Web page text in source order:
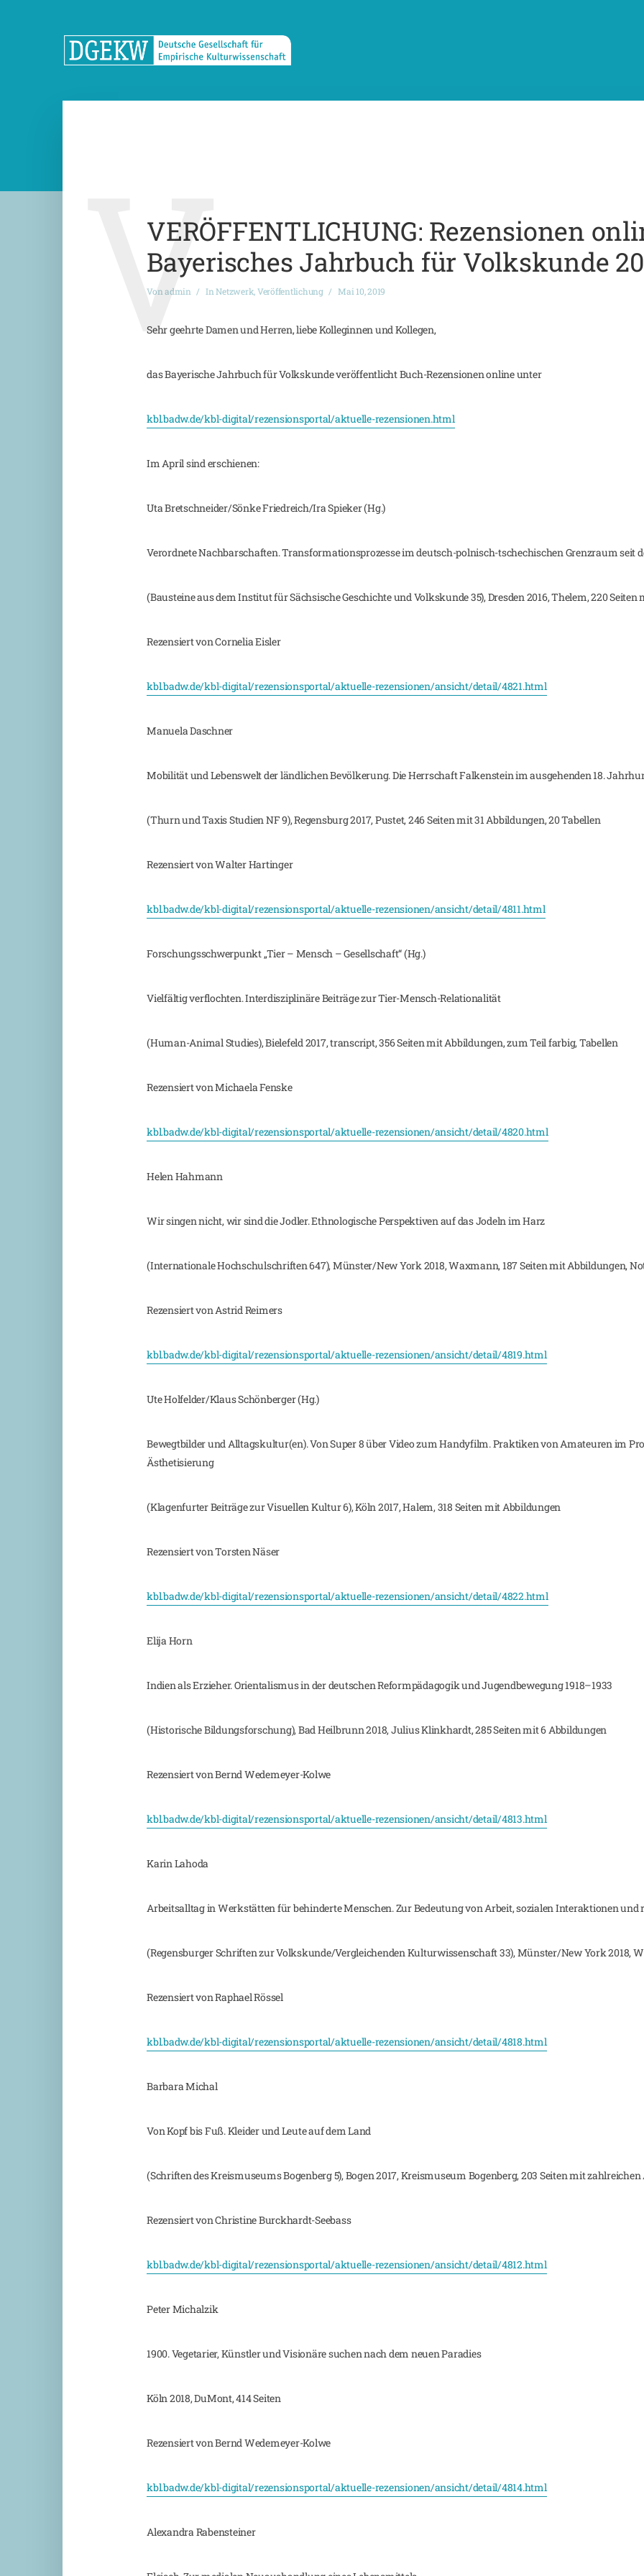
VERÖFFENTLICHUNG: Rezensionen
Bayerisches Jahrbuch für Volkskunde
Vonadmin InNetzwerk,Veröffentlichung Mai 10, 2019
V
Sehr geehrte Damen und Herren, liebe Kolleginnen und Kollegen,
das Bayerische Jahrbuch für Volkskunde veröffentlicht Buch-Rezensionen online unter
kbl.badw.de/kbl-digital/rezensionsportal/aktuelle-rezensionen.html
Im April sind erschienen:
Uta Bretschneider/Sönke Friedreich/Ira Spieker (Hg.)
Verordnete Nachbarschaften. Transformationsprozesse im deutsch-polnisch-tschechischen Grenzraum seit
(Bausteine aus dem Institut für Sächsische Geschichte und Volkskunde 35), Dresden 2016, Thelem, 220
Rezensiert von Cornelia Eisler
kbl.badw.de/kbl-digital/rezensionsportal/aktuelle-rezensionen/ansicht/detail/4821.html
Manuela Daschner
Mobilität und Lebenswelt der ländlichen Bevölkerung. Die Herrschaft Falkenstein im ausgehenden 18.
(Thurn und Taxis Studien NF 9), Regensburg 2017, Pustet, 246 Seiten mit 31 Abbildungen, 20 Tabellen
Rezensiert von Walter Hartinger
kbl.badw.de/kbl-digital/rezensionsportal/aktuelle-rezensionen/ansicht/detail/4811.html
Forschungsschwerpunkt „Tier – Mensch – Gesellschaft“ (Hg.)
Vielfältig verflochten. Interdisziplinäre Beiträge zur Tier-Mensch-Relationalität
(Human-Animal Studies), Bielefeld 2017, transcript, 356 Seiten mit Abbildungen, zum Teil farbig, Tabellen
Rezensiert von Michaela Fenske
kbl.badw.de/kbl-digital/rezensionsportal/aktuelle-rezensionen/ansicht/detail/4820.html
Helen Hahmann
Wir singen nicht, wir sind die Jodler. Ethnologische Perspektiven auf das Jodeln im Harz
(Internationale Hochschulschriften 647), Münster/New York 2018, Waxmann, 187 Seiten mit Abbildungen,
Rezensiert von Astrid Reimers
kbl.badw.de/kbl-digital/rezensionsportal/aktuelle-rezensionen/ansicht/detail/4819.html
Ute Holfelder/Klaus Schönberger (Hg.)
Bewegtbilder und Alltagskultur(en). Von Super 8 über Video zum Handyfilm. Praktiken von Amateuren im
Ästhetisierung
(Klagenfurter Beiträge zur Visuellen Kultur 6), Köln 2017, Halem, 318 Seiten mit Abbildungen
Rezensiert von Torsten Näser
kbl.badw.de/kbl-digital/rezensionsportal/aktuelle-rezensionen/ansicht/detail/4822.html
Elija Horn
Indien als Erzieher. Orientalismus in der deutschen Reformpädagogik und Jugendbewegung 1918–1933
(Historische Bildungsforschung), Bad Heilbrunn 2018, Julius Klinkhardt, 285 Seiten mit 6 Abbildungen
Rezensiert von Bernd Wedemeyer-Kolwe
kbl.badw.de/kbl-digital/rezensionsportal/aktuelle-rezensionen/ansicht/detail/4813.html
Karin Lahoda
Arbeitsalltag in Werkstätten für behinderte Menschen. Zur Bedeutung von Arbeit, sozialen Interaktionen
(Regensburger Schriften zur Volkskunde/Vergleichenden Kulturwissenschaft 33), Münster/New York 2018,
Rezensiert von Raphael Rössel
kbl.badw.de/kbl-digital/rezensionsportal/aktuelle-rezensionen/ansicht/detail/4818.html
Barbara Michal
Von Kopf bis Fuß. Kleider und Leute auf dem Land
(Schriften des Kreismuseums Bogenberg 5), Bogen 2017, Kreismuseum Bogenberg, 203 Seiten mit
Rezensiert von Christine Burckhardt-Seebass
kbl.badw.de/kbl-digital/rezensionsportal/aktuelle-rezensionen/ansicht/detail/4812.html
Peter Michalzik
1900. Vegetarier, Künstler und Visionäre suchen nach dem neuen Paradies
Köln 2018, DuMont, 414 Seiten
Rezensiert von Bernd Wedemeyer-Kolwe
kbl.badw.de/kbl-digital/rezensionsportal/aktuelle-rezensionen/ansicht/detail/4814.html
Alexandra Rabensteiner